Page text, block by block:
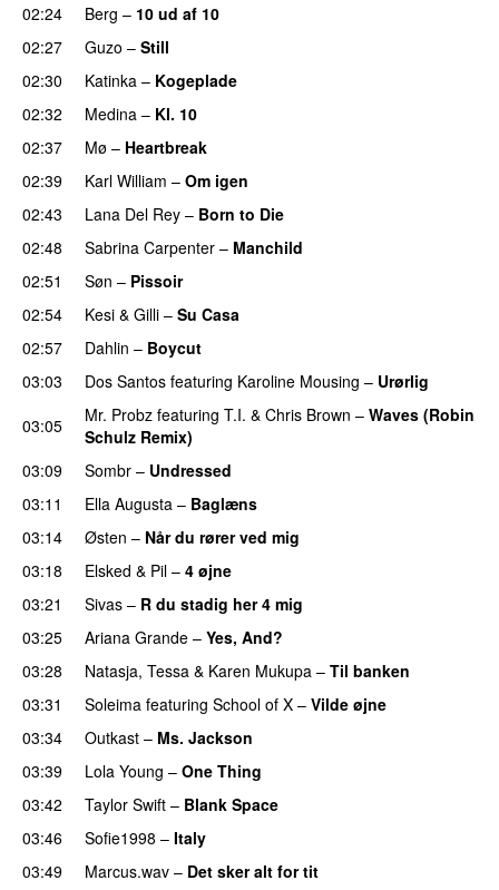
02:24
Berg – 10 ud af 10
02:27
Guzo – Still
02:30 Katinka – Kogeplade
02:32 Medina – Kl. 10
02:37
Mø – Heartbreak
02:39
Karl William – Om igen
02:43 Lana Del Rey – Born to Die
02:48 Sabrina Carpenter – Manchild
02:51
Søn – Pissoir
02:54 Kesi & Gilli – Su Casa
02:57
Dahlin – Boycut
03:03 Dos Santos featuring Karoline Mousing – Urørlig
03:05
Mr. Probz featuring T.I. & Chris Brown – Waves (Robin
Schulz Remix)
03:09
Sombr – Undressed
03:11 Ella Augusta – Baglæns
03:14
Østen – Når du rører ved mig
03:18
Elsked & Pil – 4 øjne
03:21
Sivas – R du stadig her 4 mig
03:25
Ariana Grande – Yes, And?
03:28
Natasja, Tessa & Karen Mukupa – Til banken
03:31
Soleima featuring School of X – Vilde øjne
03:34 Outkast – Ms. Jackson
03:39 Lola Young – One Thing
03:42 Taylor Swift – Blank Space
03:46
Sofie1998 – Italy
03:49 Marcus.wav – Det sker alt for tit